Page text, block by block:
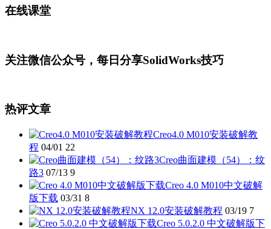
在线课堂
关注微信公众号，每日分享SolidWorks技巧
热评文章
Creo4.0 M010安装破解教
程 04/01 22
Creo曲面建模（54）：纹
路3 07/13 9
Creo 4.0 M010中文破解
版下载 03/31 8
NX 12.0安装破解教程 03/19 7
Creo 5.0.2.0 中文破解版下